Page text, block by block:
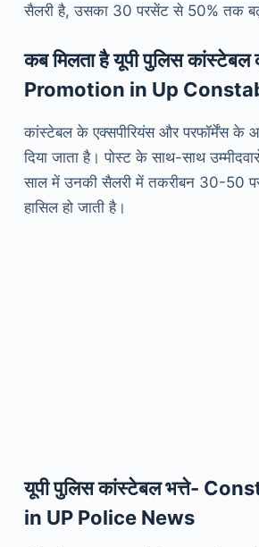
सैलरी है, उसका 30 परसेंट से 50% तक
कब मिलता है यूपी पुलिस कांस्टेबल
Promotion in Up
कांस्टेबल के एक्सपीरियंस और परफॉर्मेंस के
दिया जाता है। पोस्ट के साथ-साथ
साल में उनकी सैलरी में तकरीबन 30-50
हासिल हो जाती है।
यूपी पुलिस कांस्टेबल भत्ते-
in UP Police News